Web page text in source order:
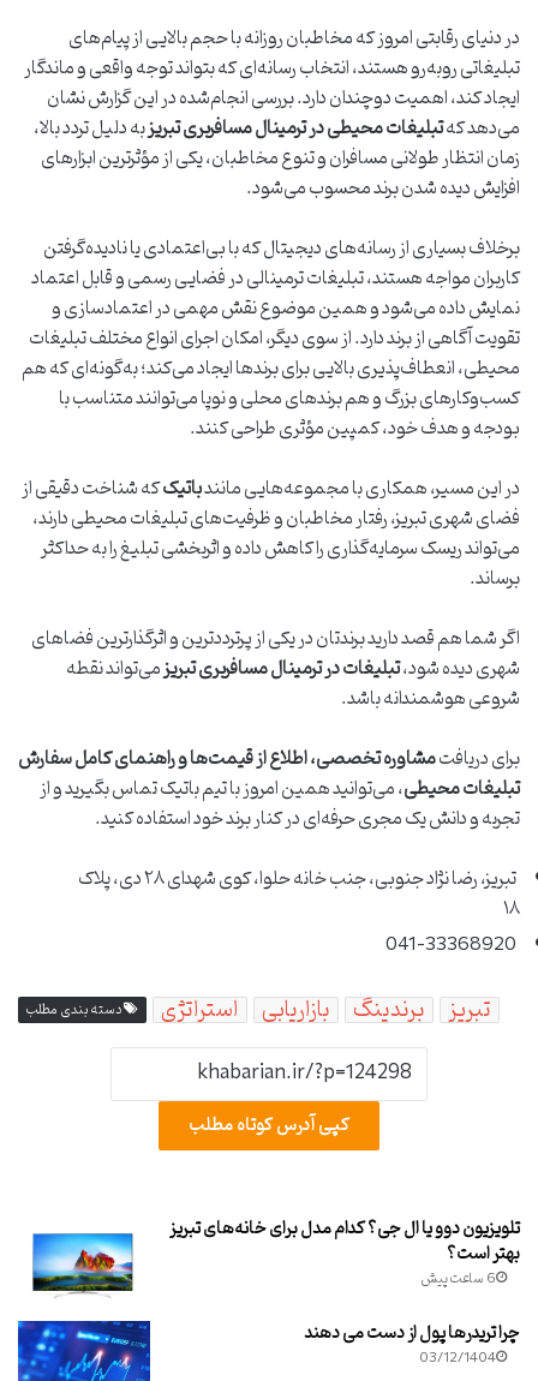
در دنیای رقابتی امروز که مخاطبان روزانه با حجم بالایی از پیام‌های
تبلیغاتی روبه‌رو هستند، انتخاب رسانه‌ای که بتواند توجه واقعی و ماندگار
ایجاد کند، اهمیت دوچندان دارد. بررسی انجام‌شده در این گزارش نشان
می‌دهد کهتبلیغات محیطی در ترمینال مسافربری تبریزبه دلیل تردد بالا،
زمان انتظار طولانی مسافران و تنوع مخاطبان، یکی از مؤثرترین ابزارهای
افزایش دیده شدن برند محسوب می‌شود.
برخلاف بسیاری از رسانه‌های دیجیتال که با بی‌اعتمادی یا نادیده‌گرفتن
کاربران مواجه هستند، تبلیغات ترمینالی در فضایی رسمی و قابل اعتماد
نمایش داده می‌شود و همین موضوع نقش مهمی در اعتمادسازی و
تقویت آگاهی از برند دارد. از سوی دیگر، امکان اجرای انواع مختلف تبلیغات
محیطی، انعطاف‌پذیری بالایی برای برندها ایجاد می‌کند؛ به‌گونه‌ای که هم
کسب‌وکارهای بزرگ و هم برندهای محلی و نوپا می‌توانند متناسب با
بودجه و هدف خود، کمپین مؤثری طراحی کنند.
در این مسیر، همکاری با مجموعه‌هایی مانندباتیککه شناخت دقیقی از
فضای شهری تبریز، رفتار مخاطبان و ظرفیت‌های تبلیغات محیطی دارند،
می‌تواند ریسک سرمایه‌گذاری را کاهش داده و اثربخشی تبلیغ را به حداکثر
برساند.
اگر شما هم قصد دارید برندتان در یکی از پرترددترین و اثرگذارترین فضاهای
شهری دیده شود،تبلیغات در ترمینال مسافربری تبریزمی‌تواند نقطه
شروعی هوشمندانه باشد.
برای دریافتمشاوره تخصصی، اطلاع از قیمت‌ها و راهنمای کامل سفارش
تبلیغات محیطی، می‌توانید همین امروز با تیم باتیک تماس بگیرید و از
تجربه و دانش یک مجری حرفه‌ای در کنار برند خود استفاده کنید.
تبریز، رضا نژاد جنوبی، جنب خانه حلوا، کوی شهدای ۲۸ دی، پلاک
۱۸
دسته بندی مطلب استراتژی بازاریابی برندینگ تبریز
کپی آدرس کوتاه مطلب
تلویزیون دوو یا ال جی؟ کدام مدل برای خانه‌های تبریز
بهتر است؟
6 ساعت پیش
چرا تریدرها پول از دست می دهند
03/12/1404